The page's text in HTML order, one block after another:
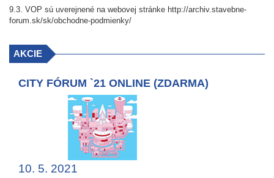
9.3. VOP sú uverejnené na webovej stránke http://archiv.stavebne-
forum.sk/sk/obchodne-podmienky/
AKCIE
CITY FÓRUM `21 ONLINE (ZDARMA)
10. 5. 2021